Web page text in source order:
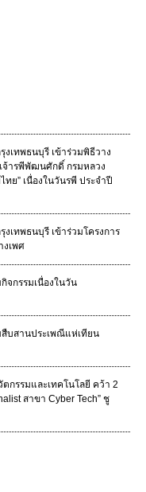
เทพธนบุรี เข้าร่วมพิธีวาง
จ้ารพีพัฒนศักดิ์ กรมหลวง
ย” เนื่องในวันรพี ประจำปี
เทพธนบุรี เข้าร่วมโครงการ
งเพศ
จกรรมเนื่องในวัน
บสานประเพณีแห่เทียน
กรรมและเทคโนโลยี คว้า 2
สาขา Cyber Tech” ชู